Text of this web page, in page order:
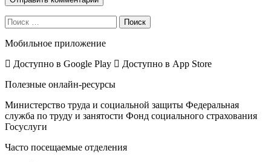
Поиск
Мобильное приложение
Доступно в Google Play Доступно в App Store
Полезные онлайн-ресурсы
Министерство труда и социальной защиты Федеральная
служба по труду и занятости Фонд социального страхования
Госуслуги
Часто посещаемые отделения